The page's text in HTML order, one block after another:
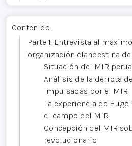
Contenido
Parte 1. Entrevista al
organización clandestina
Situación del MIR
Análisis de la derrota
impulsadas por el MIR
La experiencia de
el campo del MIR
Concepción del MIR
revolucionario